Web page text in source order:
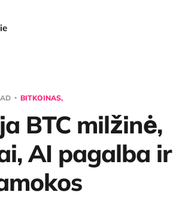
BITKOINAS,
BTC milžinė,
AI pagalba ir